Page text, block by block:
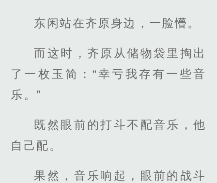
东闲站在齐原身边，一脸懵。
而这时，齐原从储物袋里掏出
了一枚玉简：“幸亏我存有一些音
乐。”
既然眼前的打斗不配音乐，他
自己配。
果然，音乐响起，眼前的战斗